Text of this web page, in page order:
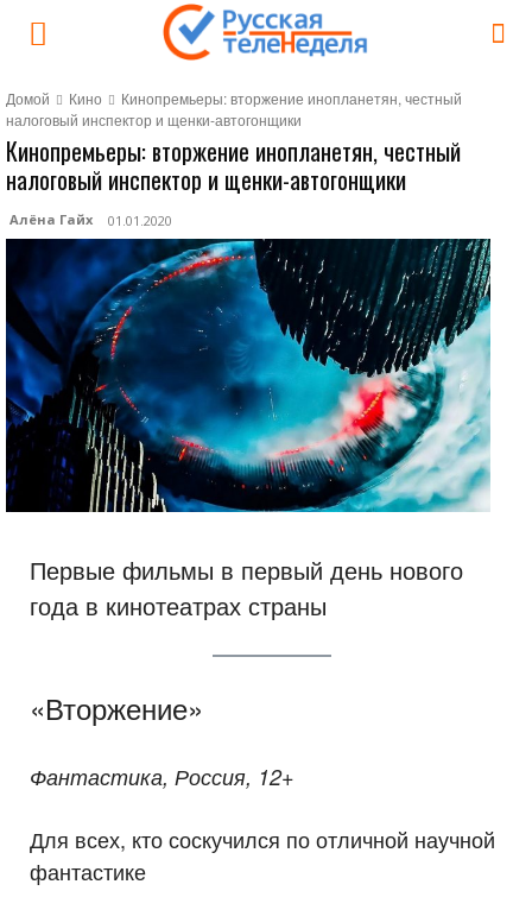
Домой Кино
Кинопремьеры: вторжение инопланетян, честный
налоговый инспектор и щенки-автогонщики
Кинопремьеры: вторжение инопланетян, честный
налоговый инспектор и щенки-автогонщики
Алёна Гайх 01.01.2020
Первые фильмы в первый день нового
года в кинотеатрах страны
«Вторжение»
Фантастика, Россия, 12+
Для всех, кто соскучился по отличной научной
фантастике